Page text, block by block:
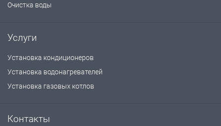
Очистка воды
Услуги
Установка кондиционеров
Установка водонагревателей
Установка газовых котлов
Контакты